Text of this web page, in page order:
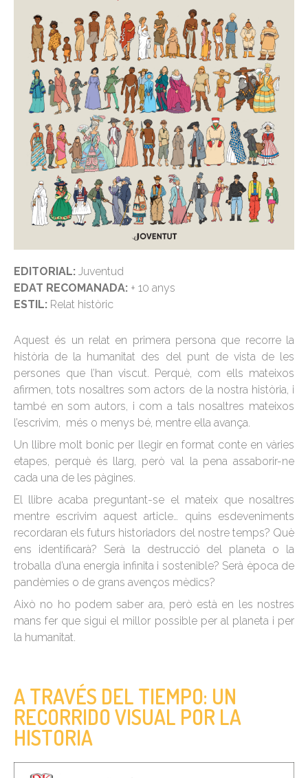
EDITORIAL: Juventud
EDAT RECOMANADA: + 10 anys
ESTIL: Relat històric
Aquest és un relat en primera persona que recorre la
història de la humanitat des del punt de vista de les
persones que l’han viscut. Perquè, com ells mateixos
afirmen, tots nosaltres som actors de la nostra història, i
també en som autors, i com a tals nosaltres mateixos
l’escrivim, més o menys bé, mentre ella avança.
Un llibre molt bonic per llegir en format conte en vàries
etapes, perquè és llarg, però val la pena assaborir-ne
cada una de les pàgines.
El llibre acaba preguntant-se el mateix que nosaltres
mentre escrivim aquest article… quins esdeveniments
recordaran els futurs historiadors del nostre temps? Què
ens identificarà? Serà la destrucció del planeta o la
troballa d’una energia infinita i sostenible? Serà època de
pandèmies o de grans avenços mèdics?
Això no ho podem saber ara, però està en les nostres
mans fer que sigui el millor possible per al planeta i per
la humanitat.
A TRAVÉS DEL TIEMPO: UN
RECORRIDO VISUAL POR LA
HISTORIA